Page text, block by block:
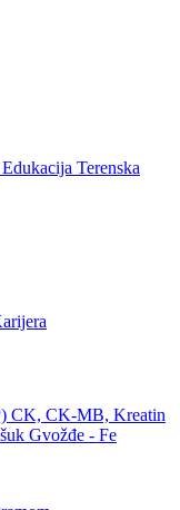
Edukacija Terenska
CK, CK-MB, Kreatin
Gvožđe - Fe